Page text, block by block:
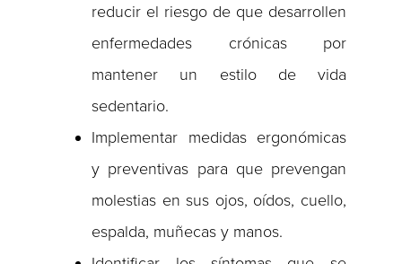
reducir el riesgo de que desarrollen
enfermedades crónicas por
mantener un estilo de vida
sedentario.
Implementar medidas ergonómicas
y preventivas para que prevengan
molestias en sus ojos, oídos, cuello,
espalda, muñecas y manos.